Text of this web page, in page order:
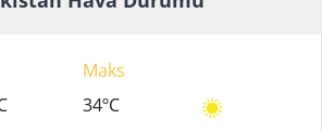
Maks
34ºC